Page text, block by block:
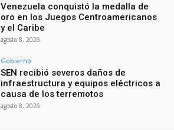
Venezuela conquistó la medalla de
oro en los Juegos Centroamericanos
y el Caribe
agosto 8, 2026
Gobierno
SEN recibió severos daños de
infraestructura y equipos eléctricos a
causa de los terremotos
agosto 8, 2026